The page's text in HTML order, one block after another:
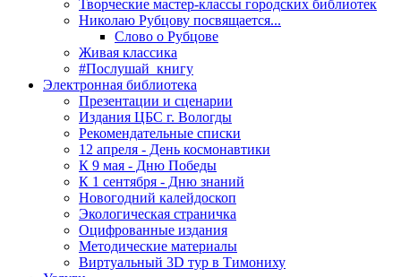
Творческие мастер-классы городских библиотек
Николаю Рубцову посвящается...
Слово о Рубцове
Живая классика
#Послушай_книгу
Электронная библиотека
Презентации и сценарии
Издания ЦБС г. Вологды
Рекомендательные списки
12 апреля - День космонавтики
К 9 мая - Дню Победы
К 1 сентября - Дню знаний
Новогодний калейдоскоп
Экологическая страничка
Оцифрованные издания
Методические материалы
Виртуальный 3D тур в Тимониху